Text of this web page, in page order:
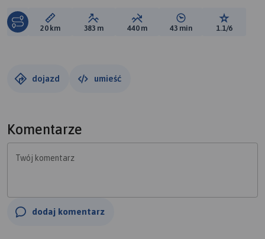
Długość trasy:
20 km Suma przewyższeń:
383 m Suma spadków:
440 m Średni czas potrzebny
43 min Ocena
1.1/6
dojazd umieść
Komentarze
Twój komentarz
dodaj komentarz